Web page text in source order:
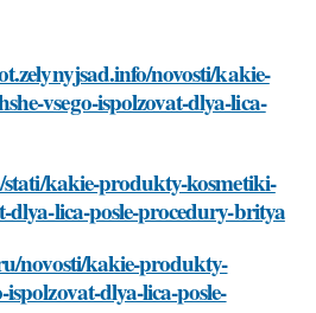
novosti/kakie-
vsego-ispolzovat-dlya-lica-
kakie-produkty-kosmetiki-
dlya-lica-posle-procedury-britya
novosti/kakie-produkty-
dlya-lica-posle-